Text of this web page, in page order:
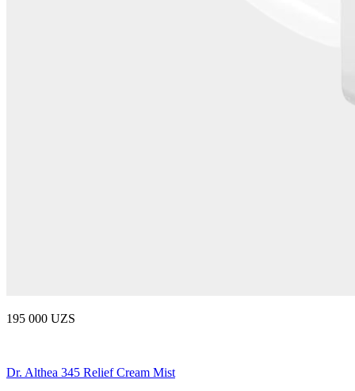
195 000 UZS
Dr. Althea 345 Relief Cream Mist